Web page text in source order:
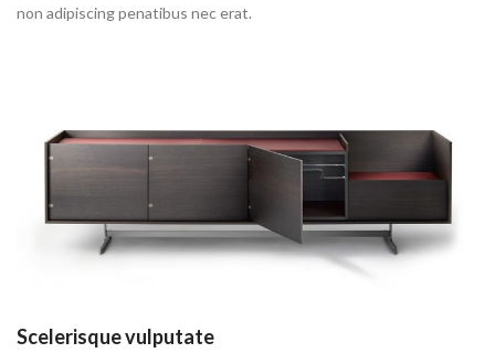
non adipiscing penatibus nec erat.
Scelerisque vulputate